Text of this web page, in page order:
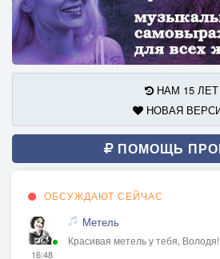
НАМ 15 ЛЕТ
НОВАЯ
ПОМОЩЬ
ОБСУЖДАЮТ СЕЙЧАС
16:48
Метель
Красивая метель у тебя, Володя!